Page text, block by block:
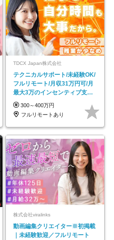
TDCX Japan株式会社
テクニカルサポート/未経験OK/
フルリモート/月収31万円可/月
最大3万のインセンティブ支給/
平均年齢33歳
300～400万円
フルリモートあり
株式会社viralinks
動画編集クリエイター※初掲載
｜未経験歓迎／フルリモート